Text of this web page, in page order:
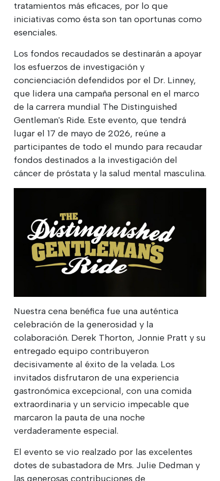
tratamientos más eficaces, por lo que
iniciativas como ésta son tan oportunas como
esenciales.
Los fondos recaudados se destinarán a apoyar
los esfuerzos de investigación y
concienciación defendidos por el Dr. Linney,
que lidera una campaña personal en el marco
de la carrera mundial The Distinguished
Gentleman's Ride. Este evento, que tendrá
lugar el 17 de mayo de 2026, reúne a
participantes de todo el mundo para recaudar
fondos destinados a la investigación del
cáncer de próstata y la salud mental masculina.
Nuestra cena benéfica fue una auténtica
celebración de la generosidad y la
colaboración. Derek Thorton, Jonnie Pratt y su
entregado equipo contribuyeron
decisivamente al éxito de la velada. Los
invitados disfrutaron de una experiencia
gastronómica excepcional, con una comida
extraordinaria y un servicio impecable que
marcaron la pauta de una noche
verdaderamente especial.
El evento se vio realzado por las excelentes
dotes de subastadora de Mrs. Julie Dedman y
las generosas contribuciones de